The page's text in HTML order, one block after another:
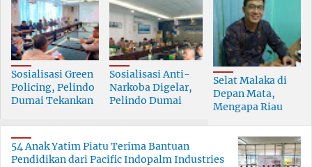
Sosialisasi Green
Policing, Pelindo
Dumai Tekankan
Bersama
Sosialisasi Anti-
Narkoba Digelar,
Pelindo Dumai
Berkualitas
Selat Malaka di
Depan Mata,
Mengapa Riau
54 Anak Yatim Piatu Terima Bantuan
Pendidikan dari Pacific Indopalm Industries